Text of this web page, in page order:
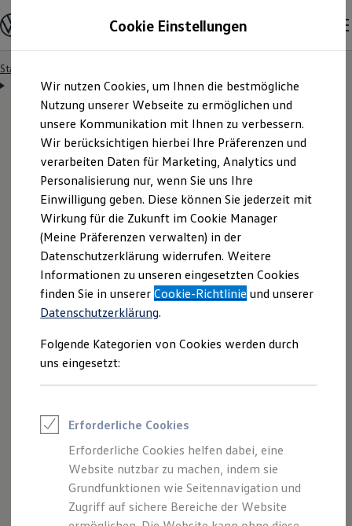
Hauptinhalt
springen
Footer
springen
Modelle & Konfigurator
Nutzfahrzeugkategorien entdecken
Modelle konfigurieren
Vorgängermodelle und Oldtimer
Vorgängermodelle
Oldtimer
Bulli Historie
Branchenlösungen & Gewerbekunden
Umbaulösungen und Hersteller finden
Auf- und Umbauten entdecken & konfigurieren
Groß- und Sonderkunden
Großkunden
Kommunen & Behörden
Journalisten
Sportvereine
Branchenlösungen
Bau & Handwerk
Gewerbliche Personenbeförderung
Service & mobile Werkstätten
Kurier, Logistik & Handel
Feuerwehr
Rettungsdienste
ONE Business ID Vorteile
Fahrzeugsuche & Marktplatz
Digitaler Marktplatz
Kauf & Finanzierung
Online-Fahrzeugbewertung
Aktionen & Angebote
E-Auto-Förderung
Für Privatkunden
Für Gewerbekunden
Startseite
Servicetermin anfragen
Servicetermin bequem
online anfragen
Nutzen Sie unser Onlineformular, um schnell und
unkompliziert einen Servicetermin bei Ihrem
Volkswagen NutzfahrzeugePartner anzufragen.
Cookie Einstellungen
Wir nutzen Cookies, um Ihnen die bestmögliche
Nutzung unserer Webseite zu ermöglichen und
unsere Kommunikation mit Ihnen zu verbessern.
Wir berücksichtigen hierbei Ihre Präferenzen und
verarbeiten Daten für Marketing, Analytics und
Personalisierung nur, wenn Sie uns Ihre
Einwilligung geben. Diese können Sie jederzeit mit
Wirkung für die Zukunft im Cookie Manager
(Meine Präferenzen verwalten) in der
Datenschutzerklärung widerrufen. Weitere
Informationen zu unseren eingesetzten Cookies
finden Sie in unsererCookie-Richtlinie und unserer
Datenschutzerklärung.
Folgende Kategorien von Cookies werden durch
uns eingesetzt:
Erforderliche Cookies
Erforderliche Cookies helfen dabei, eine
Website nutzbar zu machen, indem sie
Grundfunktionen wie Seitennavigation und
Zugriff auf sichere Bereiche der Website